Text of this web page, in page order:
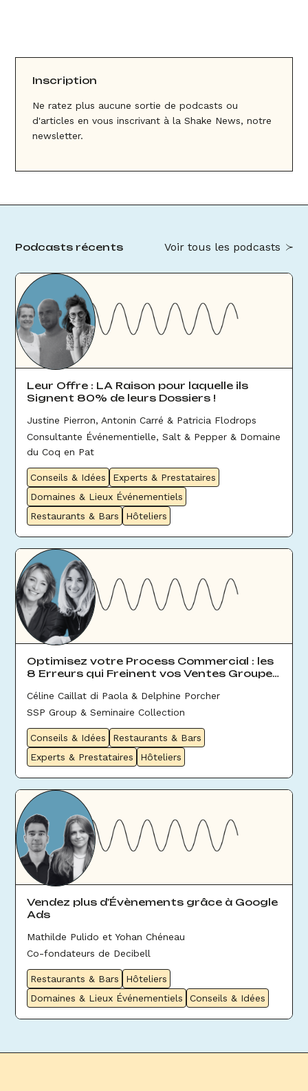
Inscription
Ne ratez plus aucune sortie de podcasts ou
d'articles en vous inscrivant à la Shake News, notre
newsletter.
Podcasts récents Voir tous les podcasts
Leur Offre : LA Raison pour laquelle ils
Signent 80% de leurs Dossiers !
Justine Pierron, Antonin Carré & Patricia Flodrops
Consultante Événementielle, Salt & Pepper & Domaine
du Coq en Pat
Conseils & Idées
Experts & Prestataires
Domaines & Lieux Événementiels
Restaurants & Bars
Hôteliers
Optimisez votre Process Commercial : les
8 Erreurs qui Freinent vos Ventes Groupes
Céline Caillat di Paola & Delphine Porcher
SSP Group & Seminaire Collection
Conseils & Idées
Restaurants & Bars
Experts & Prestataires
Hôteliers
Vendez plus d'Évènements grâce à Google
Ads
Mathilde Pulido et Yohan Chéneau
Co-fondateurs de Decibell
Restaurants & Bars
Hôteliers
Domaines & Lieux Événementiels
Conseils & Idées